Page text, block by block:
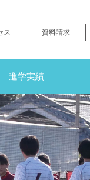
ス 資料請求
進学実績